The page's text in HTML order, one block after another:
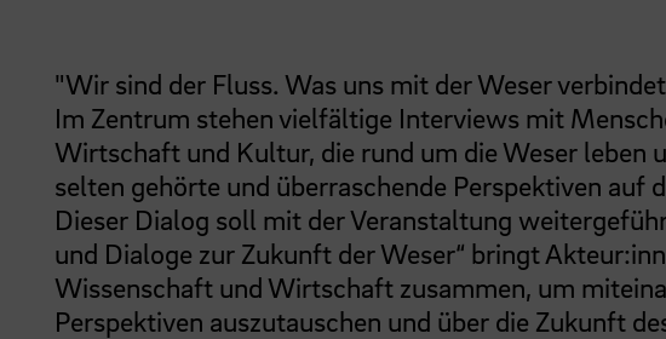
"Wir sind der Fluss. Was uns mit der Weser
Im Zentrum stehen vielfältige Interviews mit
Wirtschaft und Kultur, die rund um die Weser leben
selten gehörte und überraschende Perspektiven auf
Dieser Dialog soll mit der Veranstaltung
und Dialoge zur Zukunft der Weser“ bringt
Wissenschaft und Wirtschaft zusammen, um
Perspektiven auszutauschen und über die Zukunft